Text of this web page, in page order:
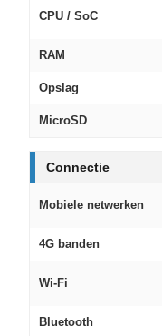
CPU / SoC
RAM
Opslag
MicroSD
Connectie
Mobiele netwerken
4G banden
Wi‑Fi
Bluetooth